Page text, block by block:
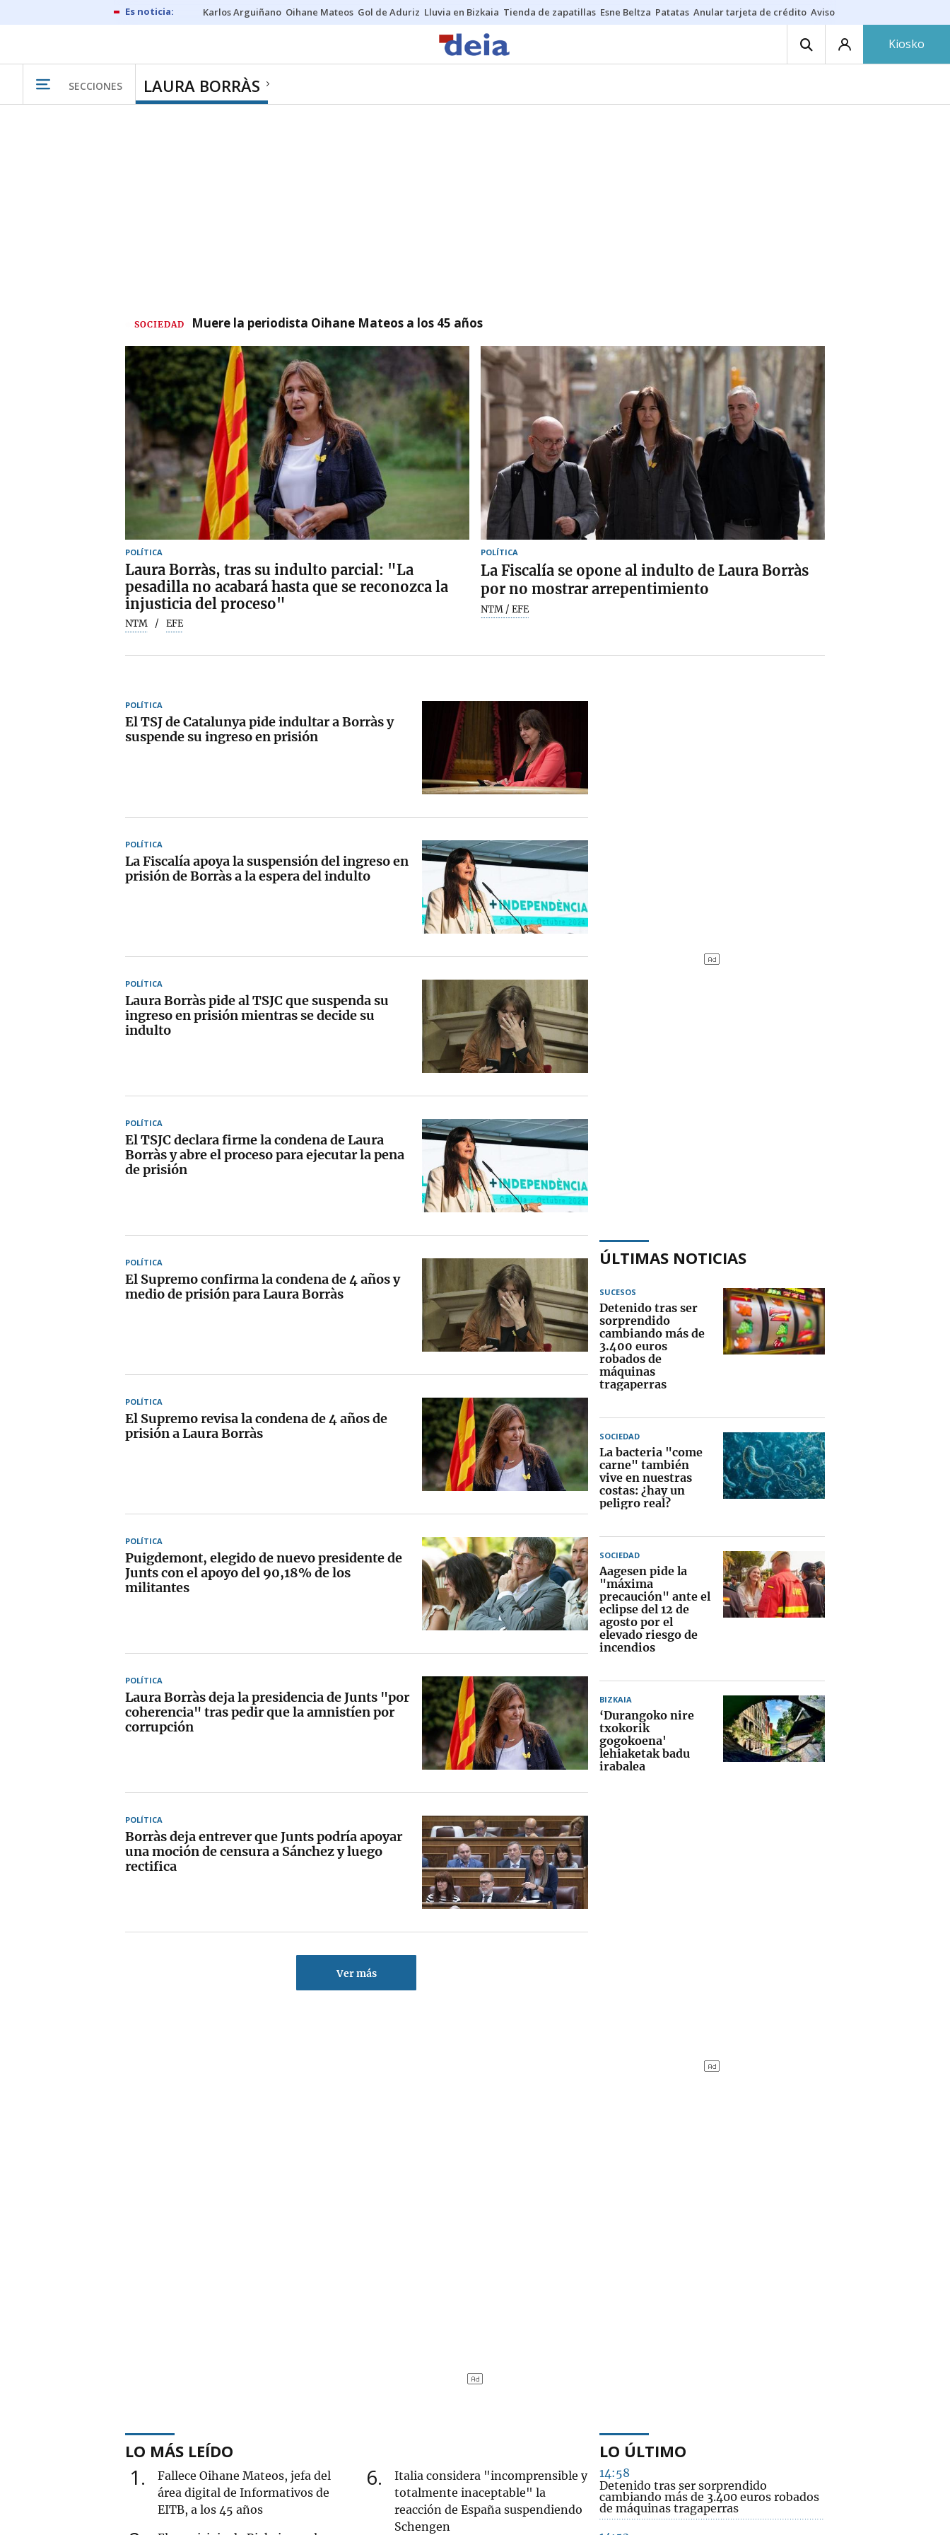
Karlos Arguiñano Oihane Mateos Gol de Aduriz Lluvia en Bizkaia Tienda de zapatillas Esne Beltza Patatas Anular tarjeta de crédito Aviso amarillo
Kiosko
SECCIONES LAURA BORRÀS
SOCIEDAD Muere la periodista Oihane Mateos a los 45 años
POLÍTICA
Laura Borràs, tras su indulto parcial: "La
pesadilla no acabará hasta que se reconozca la
injusticia del proceso"
NTM EFE
POLÍTICA
La Fiscalía se opone al indulto de Laura Borràs
por no mostrar arrepentimiento
NTM / EFE
POLÍTICA
El TSJ de Catalunya pide indultar a Borràs y
suspende su ingreso en prisión
POLÍTICA
La Fiscalía apoya la suspensión del ingreso en
prisión de Borràs a la espera del indulto
POLÍTICA
Laura Borràs pide al TSJC que suspenda su
ingreso en prisión mientras se decide su
indulto
POLÍTICA
El TSJC declara firme la condena de Laura
Borràs y abre el proceso para ejecutar la pena
de prisión
POLÍTICA
El Supremo confirma la condena de 4 años y
medio de prisión para Laura Borràs
POLÍTICA
El Supremo revisa la condena de 4 años de
prisión a Laura Borràs
POLÍTICA
Puigdemont, elegido de nuevo presidente de
Junts con el apoyo del 90,18% de los
militantes
POLÍTICA
Laura Borràs deja la presidencia de Junts "por
coherencia" tras pedir que la amnistíen por
corrupción
POLÍTICA
Borràs deja entrever que Junts podría apoyar
una moción de censura a Sánchez y luego
rectifica
Ver más
ÚLTIMAS NOTICIAS
SUCESOS
Detenido tras ser
sorprendido
cambiando más de
3.400 euros
robados de
máquinas
tragaperras
SOCIEDAD
La bacteria "come
carne" también
vive en nuestras
costas: ¿hay un
peligro real?
SOCIEDAD
Aagesen pide la
"máxima
precaución" ante el
eclipse del 12 de
agosto por el
elevado riesgo de
incendios
BIZKAIA
‘Durangoko nire
txokorik
gogokoena'
lehiaketak badu
irabalea
LO MÁS LEÍDO
1
Fallece Oihane Mateos, jefa del
área digital de Informativos de
EITB, a los 45 años
6
Italia considera "incomprensible y
totalmente inaceptable" la
reacción de España suspendiendo
Schengen
LO ÚLTIMO
14:58
Detenido tras ser sorprendido
cambiando más de 3.400 euros robados
de máquinas tragaperras